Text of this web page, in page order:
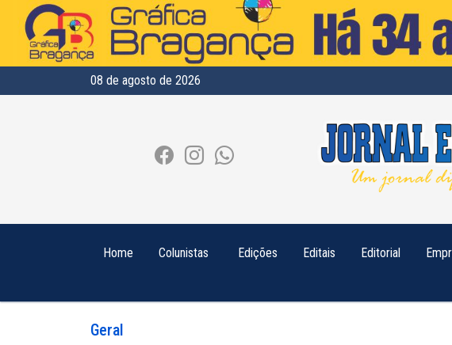
08 de agosto de 2026
Home Colunistas Edições Editais Editorial
Geral